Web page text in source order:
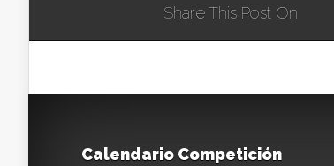
Share This Post On
Calendario Competición